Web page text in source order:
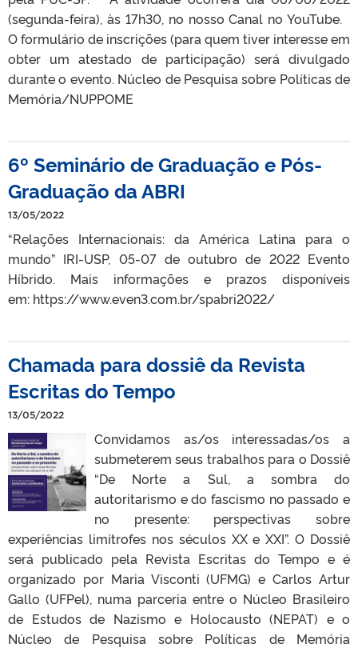
(segunda-feira), às 17h30, no nosso Canal no YouTube.
O formulário de inscrições (para quem tiver interesse em
obter um atestado de participação) será divulgado
durante o evento. Núcleo de Pesquisa sobre Políticas de
Memória/NUPPOME
6º Seminário de Graduação e Pós-
Graduação da ABRI
13/05/2022
“Relações Internacionais: da América Latina para o
mundo” IRI-USP, 05-07 de outubro de 2022 Evento
Híbrido. Mais informações e prazos disponíveis
em: https://www.even3.com.br/spabri2022/
Chamada para dossiê da Revista
Escritas do Tempo
13/05/2022
Convidamos as/os interessadas/os a
submeterem seus trabalhos para o Dossiê
“De Norte a Sul, a sombra do
autoritarismo e do fascismo no passado e
no presente: perspectivas sobre
experiências limítrofes nos séculos XX e XXI”. O Dossiê
será publicado pela Revista Escritas do Tempo e é
organizado por Maria Visconti (UFMG) e Carlos Artur
Gallo (UFPel), numa parceria entre o Núcleo Brasileiro
de Estudos de Nazismo e Holocausto (NEPAT) e o
Núcleo de Pesquisa sobre Políticas de Memória